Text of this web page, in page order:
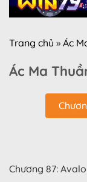
Trang chủ » Ác
Ác Ma
Chương 87: